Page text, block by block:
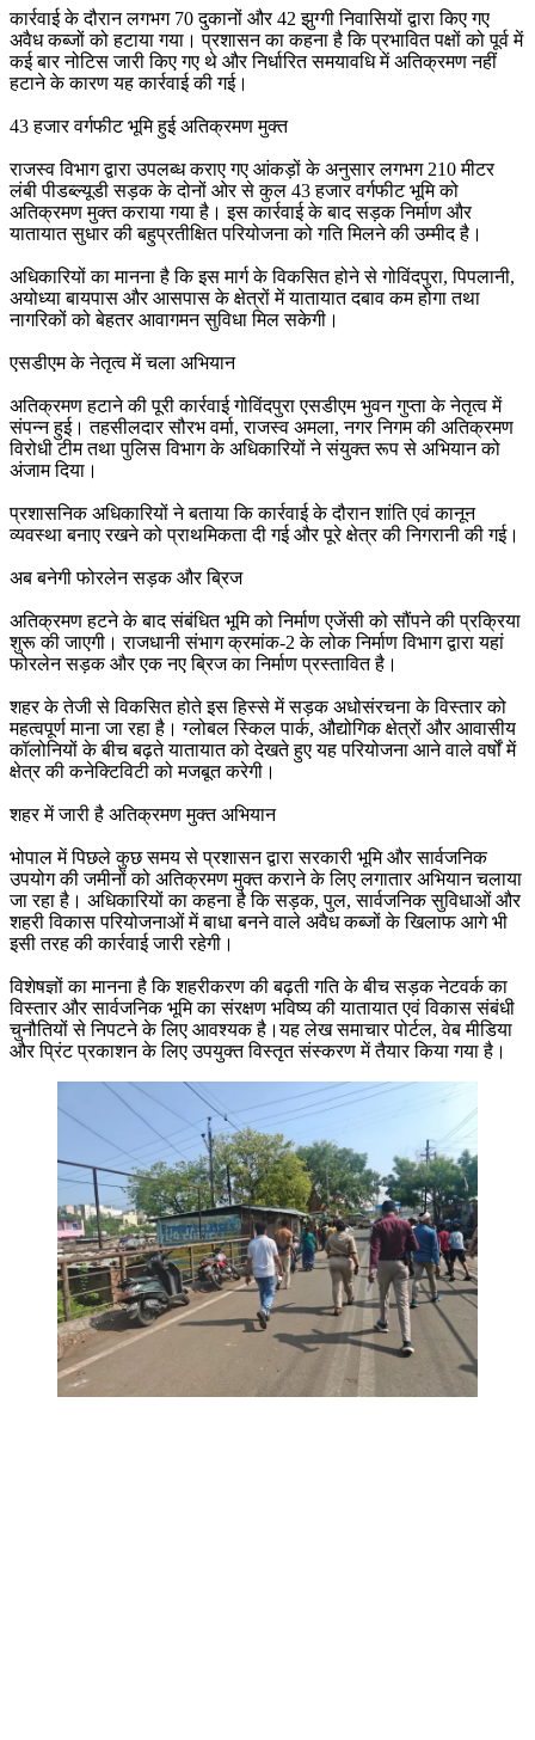
कार्रवाई के दौरान लगभग 70 दुकानों और 42 झुग्गी निवासियों द्वारा किए गए
अवैध कब्जों को हटाया गया। प्रशासन का कहना है कि प्रभावित पक्षों को पूर्व में
कई बार नोटिस जारी किए गए थे और निर्धारित समयावधि में अतिक्रमण नहीं
हटाने के कारण यह कार्रवाई की गई।
43 हजार वर्गफीट भूमि हुई अतिक्रमण मुक्त
राजस्व विभाग द्वारा उपलब्ध कराए गए आंकड़ों के अनुसार लगभग 210 मीटर
लंबी पीडब्ल्यूडी सड़क के दोनों ओर से कुल 43 हजार वर्गफीट भूमि को
अतिक्रमण मुक्त कराया गया है। इस कार्रवाई के बाद सड़क निर्माण और
यातायात सुधार की बहुप्रतीक्षित परियोजना को गति मिलने की उम्मीद है।
अधिकारियों का मानना है कि इस मार्ग के विकसित होने से गोविंदपुरा, पिपलानी,
अयोध्या बायपास और आसपास के क्षेत्रों में यातायात दबाव कम होगा तथा
नागरिकों को बेहतर आवागमन सुविधा मिल सकेगी।
एसडीएम के नेतृत्व में चला अभियान
अतिक्रमण हटाने की पूरी कार्रवाई गोविंदपुरा एसडीएम भुवन गुप्ता के नेतृत्व में
संपन्न हुई। तहसीलदार सौरभ वर्मा, राजस्व अमला, नगर निगम की अतिक्रमण
विरोधी टीम तथा पुलिस विभाग के अधिकारियों ने संयुक्त रूप से अभियान को
अंजाम दिया।
प्रशासनिक अधिकारियों ने बताया कि कार्रवाई के दौरान शांति एवं कानून
व्यवस्था बनाए रखने को प्राथमिकता दी गई और पूरे क्षेत्र की निगरानी की गई।
अब बनेगी फोरलेन सड़क और ब्रिज
अतिक्रमण हटने के बाद संबंधित भूमि को निर्माण एजेंसी को सौंपने की प्रक्रिया
शुरू की जाएगी। राजधानी संभाग क्रमांक-2 के लोक निर्माण विभाग द्वारा यहां
फोरलेन सड़क और एक नए ब्रिज का निर्माण प्रस्तावित है।
शहर के तेजी से विकसित होते इस हिस्से में सड़क अधोसंरचना के विस्तार को
महत्वपूर्ण माना जा रहा है। ग्लोबल स्किल पार्क, औद्योगिक क्षेत्रों और आवासीय
कॉलोनियों के बीच बढ़ते यातायात को देखते हुए यह परियोजना आने वाले वर्षों में
क्षेत्र की कनेक्टिविटी को मजबूत करेगी।
शहर में जारी है अतिक्रमण मुक्त अभियान
भोपाल में पिछले कुछ समय से प्रशासन द्वारा सरकारी भूमि और सार्वजनिक
उपयोग की जमीनों को अतिक्रमण मुक्त कराने के लिए लगातार अभियान चलाया
जा रहा है। अधिकारियों का कहना है कि सड़क, पुल, सार्वजनिक सुविधाओं और
शहरी विकास परियोजनाओं में बाधा बनने वाले अवैध कब्जों के खिलाफ आगे भी
इसी तरह की कार्रवाई जारी रहेगी।
विशेषज्ञों का मानना है कि शहरीकरण की बढ़ती गति के बीच सड़क नेटवर्क का
विस्तार और सार्वजनिक भूमि का संरक्षण भविष्य की यातायात एवं विकास संबंधी
चुनौतियों से निपटने के लिए आवश्यक है।यह लेख समाचार पोर्टल, वेब मीडिया
और प्रिंट प्रकाशन के लिए उपयुक्त विस्तृत संस्करण में तैयार किया गया है।